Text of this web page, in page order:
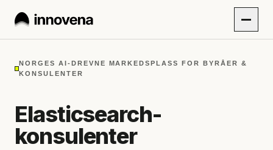
NORGES AI-DREVNE MARKEDSPLASS FOR BYRÅER &
KONSULENTER
Elasticsearch-
konsulenter